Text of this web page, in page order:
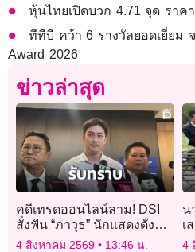
หุ้นไทยเปิดบวก 4.71 จุด ราค
ทีทีบี คว้า 6 รางวัลยอดเยี่ยม
Award 2026
ข่าวล่าสุด
คดีเทรดออนไลน์ลาม! DSI
สั่งฟัน “ภาวุธ” นักแสดงดัง
เข้าข่ายหลายข้อหา ลุยสอบผู้
4 สิงหาคม 2569 13:46 น.
น
เ
ภ
4